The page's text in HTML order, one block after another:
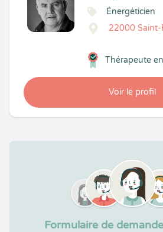
Énergéticien
22000 Saint-
Voir le profil
Thérapeute
Formulaire de